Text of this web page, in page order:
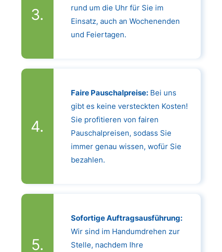
rund um die Uhr für Sie im
Einsatz, auch an Wochenenden
und Feiertagen.
Faire Pauschalpreise:Bei uns
gibt es keine versteckten Kosten!
Sie profitieren von fairen
Pauschalpreisen, sodass Sie
immer genau wissen, wofür Sie
bezahlen.
Sofortige Auftragsausführung:
Wir sind im Handumdrehen zur
Stelle, nachdem Ihre